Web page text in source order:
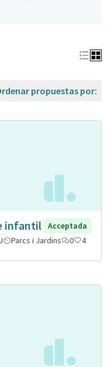
propuestas por:
infantil
Acceptada
Parcs i Jardins 0 4